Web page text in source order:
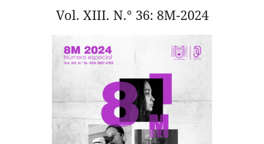
Vol. XIII. N.° 36: 8M-2024